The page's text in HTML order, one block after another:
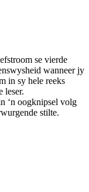
se vierde
wanneer jy
in sy hele reeks
leser.
‘n oogknipsel volg
stilte.